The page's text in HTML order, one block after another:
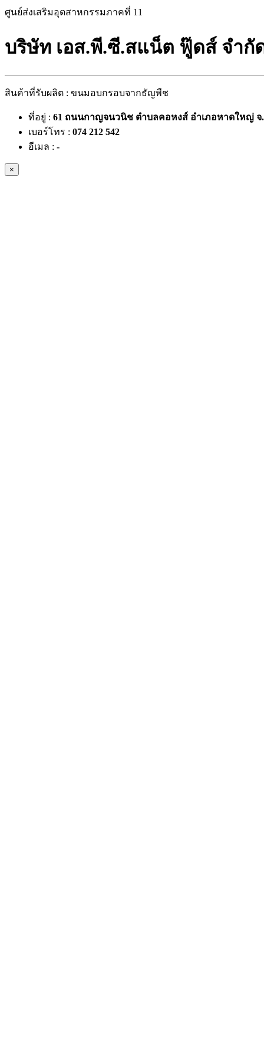
ศูนย์ส่งเสริมอุตสาหกรรมภาคที่ 11
บริษัท เอส.พี.ซี.สแน็ต ฟู๊ดส์ จำกั
สินค้าที่รับผลิต : ขนมอบกรอบจากธัญพืช
ที่อยู่ : 61 ถนนกาญจนวนิช ตำบลคอหงส์ อำเภอหาดใหญ่ จ
เบอร์โทร : 074 212 542
อีเมล : -
×